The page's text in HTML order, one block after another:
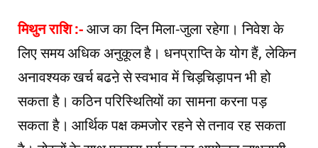
मिथुन राशि :-आज का दिन मिला-जुला रहेगा। निवेश के
लिए समय अधिक अनुकूल है। धनप्राप्ति के योग हैं, लेकिन
अनावश्यक खर्च बढऩे से स्वभाव में चिड़चिड़ापन भी हो
सकता है। कठिन परिस्थितियों का सामना करना पड़
सकता है। आर्थिक पक्ष कमजोर रहने से तनाव रह सकता